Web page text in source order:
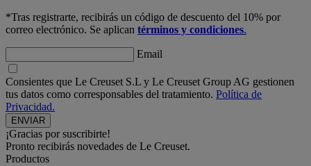
*Tras registrarte, recibirás un código de descuento del 10% por
correo electrónico. Se aplican términos y condiciones.
Email
Consientes que Le Creuset S.L y Le Creuset Group AG gestionen
tus datos como corresponsables del tratamiento. Política de
Privacidad.
¡Gracias por suscribirte!
Pronto recibirás novedades de Le Creuset.
Productos